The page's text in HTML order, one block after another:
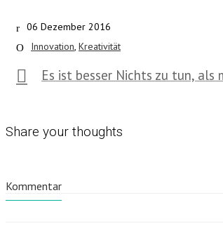
06 Dezember 2016
Innovation, Kreativität
Es ist besser Nichts zu tun,
Share your thoughts
Kommentar